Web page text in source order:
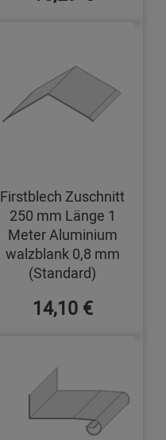
Firstblech Zuschnitt
250 mm Länge 1
Meter Aluminium
walzblank 0,8 mm
(Standard)
14,10 €